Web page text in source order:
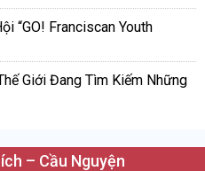
“GO! Franciscan Youth
Giới Đang Tìm Kiếm Những
– Cầu Nguyện